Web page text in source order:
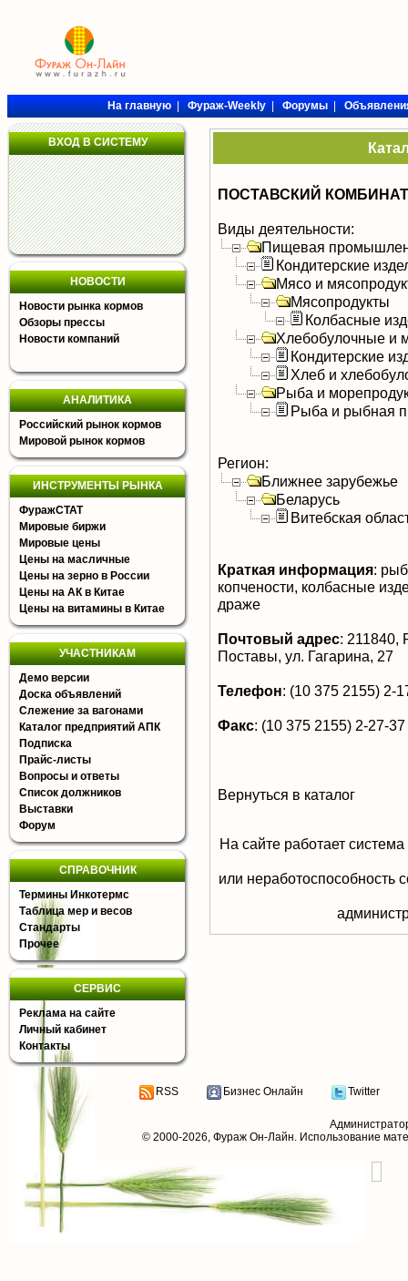
На главную|Фураж-Weekly|Форумы|
ВХОД В СИСТЕМУ
НОВОСТИ
Новости рынка кормов
Обзоры прессы
Новости компаний
АНАЛИТИКА
Российский рынок кормов
Мировой рынок кормов
ИНСТРУМЕНТЫ РЫНКА
ФуражСТАТ
Мировые биржи
Мировые цены
Цены на масличные
Цены на зерно в России
Цены на АК в Китае
Цены на витамины в Китае
УЧАСТНИКАМ
Демо версии
Доска объявлений
Слежение за вагонами
Каталог предприятий АПК
Подписка
Прайс-листы
Вопросы и ответы
Список должников
Выставки
Форум
СПРАВОЧНИК
Термины Инкотермс
Таблица мер и весов
Стандарты
Прочее
СЕРВИС
Реклама на сайте
Личный кабинет
Контакты
ПОСТАВСКИЙ
Виды деятельности:
Пищевая
Кондитерские
Мясо и
Мясопродукты
Колбасные
Хлебобулочные и
Кондитерские
Хлеб и
Рыба и
Рыба и рыбная
Регион:
Ближнее зарубежье
Беларусь
Витебская
Краткая информация:
копчености, колбасные
драже
Почтовый адрес: 211840,
Поставы, ул. Гагарина, 27
Телефон: (10 375 2155) 2-
Факс: (10 375 2155) 2-27-37
Вернуться в каталог
На сайте работает
или неработоспособность
RSS Бизнес Онлайн Twitter
© 2000-2026, Фураж Он-Лайн. Использование